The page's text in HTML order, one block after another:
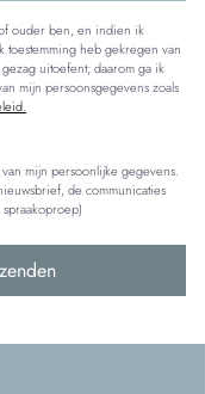
ouder ben, en indien ik
toestemming heb gekregen van
uitoefent; daarom ga ik
mijn persoonsgegevens zoals
mijn persoonlijke gegevens.
de communicaties